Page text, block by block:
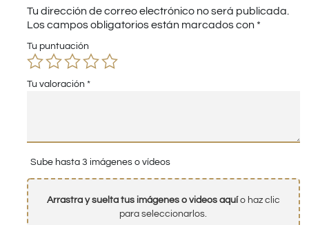
Tu dirección de correo electrónico no será publicada.
Los campos obligatorios están marcados con *
Tu puntuación
Tu valoración *
Sube hasta 3 imágenes o vídeos
Arrastra y suelta tus imágenes o videos aquío haz clic
para seleccionarlos.